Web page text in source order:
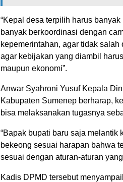
“Kepal desa terpilih harus
banyak berkoordinasi dengan
kepemerintahan, agar tidak
agar kebijakan yang diambil
maupun ekonomi”.
Anwar Syahroni Yusuf Kepala
Kabupaten Sumenep berharap,
bisa melaksanakan tugasnya
“Bapak bupati baru saja melantik
bekeong sesuai harapan bahwa
sesuai dengan aturan-aturan
Kadis DPMD tersebut